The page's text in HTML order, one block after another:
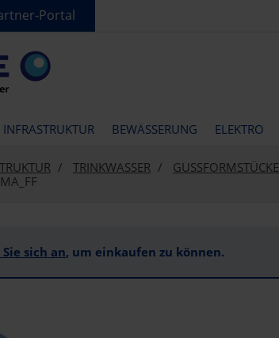
Portal
INFRASTRUKTUR BEWÄSSERUNG ELEKTRO
TRINKWASSER
MA_FF
sich an, um einkaufen zu können.